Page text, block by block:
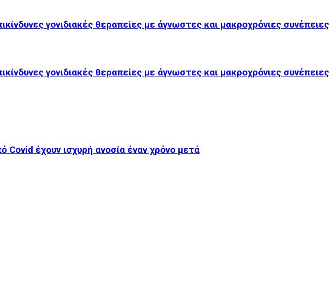
γονιδιακές θεραπείες με άγνωστες και μακροχρόνιες συνέπειες
γονιδιακές θεραπείες με άγνωστες και μακροχρόνιες συνέπειες
Covid έχουν ισχυρή ανοσία έναν χρόνο μετά